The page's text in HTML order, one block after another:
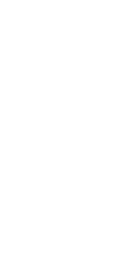
người dùng
nặng
trong môi
bình. Đây là
nhất cho